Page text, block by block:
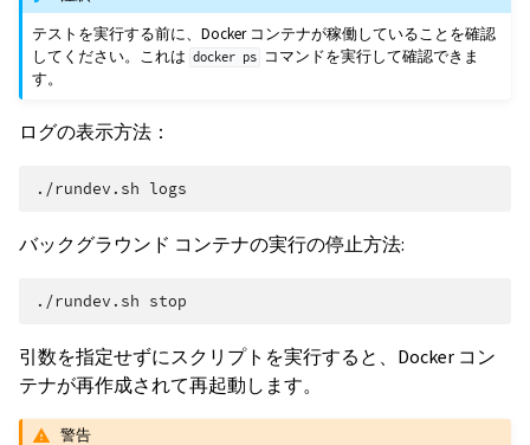
テストを実行する前に、Docker コンテナが稼働していることを確認
してください。これは docker ps
コマンドを実行して確認できま
す。
ログの表示方法：
./rundev.sh
バックグラウンド コンテナの実行の停止方法:
./rundev.sh
引数を指定せずにスクリプトを実行すると、Docker コン
テナが再作成されて再起動します。
警告